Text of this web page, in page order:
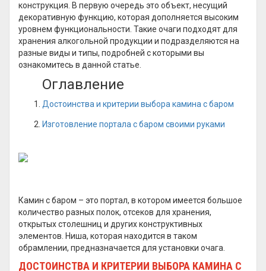
конструкция. В первую очередь это объект, несущий
декоративную функцию, которая дополняется высоким
уровнем функциональности. Такие очаги подходят для
хранения алкогольной продукции и подразделяются на
разные виды и типы, подробней с которыми вы
ознакомитесь в данной статье.
Оглавление
Достоинства и критерии выбора камина с баром
Изготовление портала с баром своими руками
Камин с баром – это портал, в котором имеется большое
количество разных полок, отсеков для хранения,
открытых столешниц и других конструктивных
элементов. Ниша, которая находится в таком
обрамлении, предназначается для установки очага.
ДОСТОИНСТВА И КРИТЕРИИ ВЫБОРА КАМИНА С